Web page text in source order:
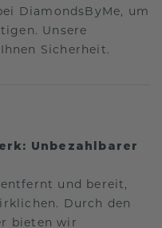
DiamondsByMe, um
Unsere
Sicherheit.
Unbezahlbarer
und bereit,
Durch den
bieten wir